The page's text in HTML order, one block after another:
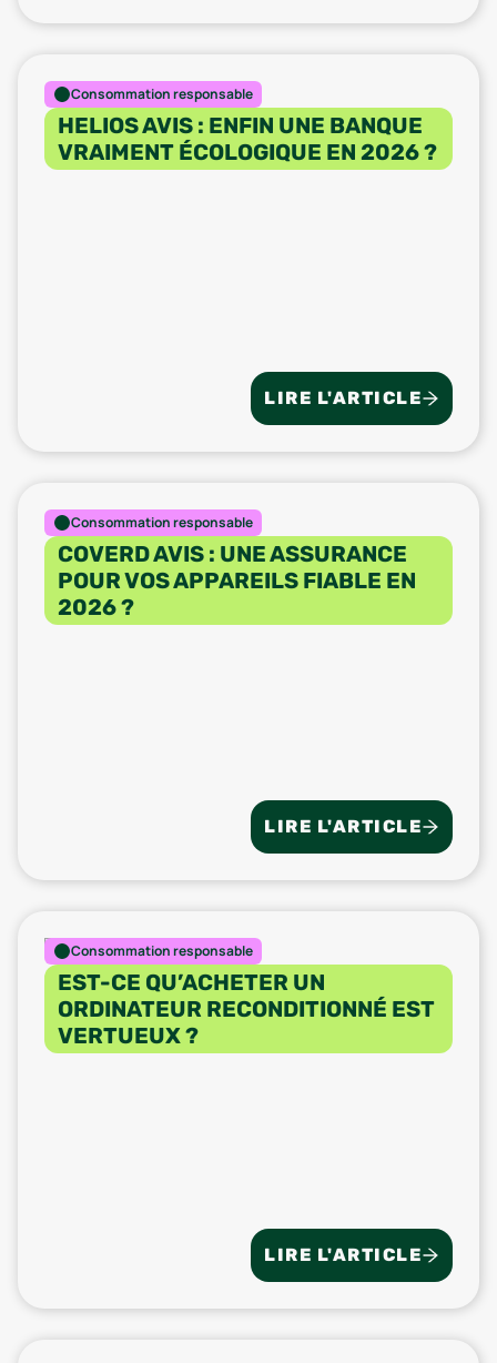
Consommation responsable
HELIOS AVIS : ENFIN UNE BANQUE
VRAIMENT ÉCOLOGIQUE EN 2026 ?
LIRE L'ARTICLE
Consommation responsable
COVERD AVIS : UNE ASSURANCE
POUR VOS APPAREILS FIABLE EN
2026 ?
LIRE L'ARTICLE
Consommation responsable
EST-CE QU’ACHETER UN
ORDINATEUR RECONDITIONNÉ EST
VERTUEUX ?
LIRE L'ARTICLE